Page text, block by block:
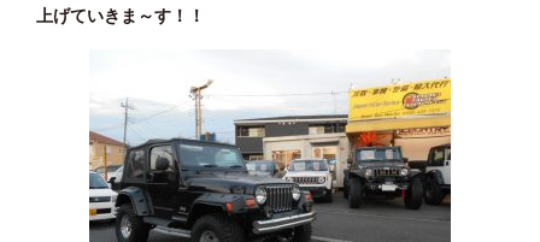
上げていきま～す！！